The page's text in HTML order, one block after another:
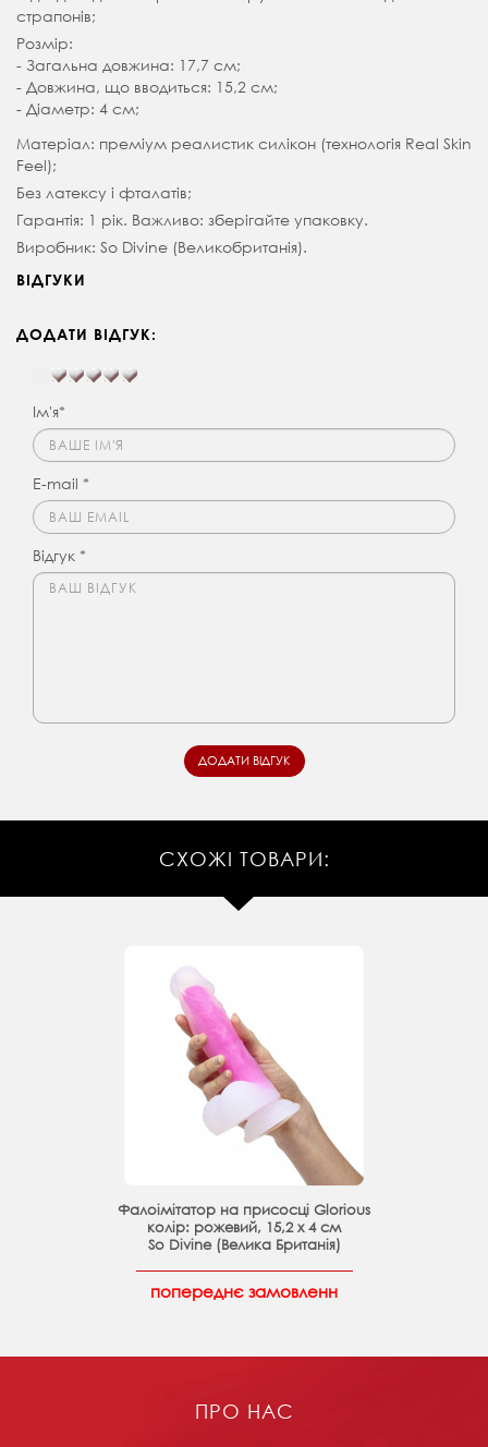
страпонів;
Розмір:
- Загальна довжина: 17,7 см;
- Довжина, що вводиться: 15,2 см;
- Діаметр: 4 см;
Матеріал: преміум реалистик силікон (технологія Real Skin
Feel);
Без латексу і фталатів;
Гарантія: 1 рік. Важливо: зберігайте упаковку.
Виробник: So Divine (Великобританія).
ВІДГУКИ
ДОДАТИ ВІДГУК:
Ім'я*
E-mail *
Відгук *
СХОЖІ ТОВАРИ:
Фалоімітатор на присосці Glorious
колір: рожевий, 15,2 х 4 см
So Divine (Велика Британія)
попереднє замовленн
ПРО НАС